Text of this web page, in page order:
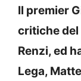
Il premier
critiche del
Renzi, ed
Lega,